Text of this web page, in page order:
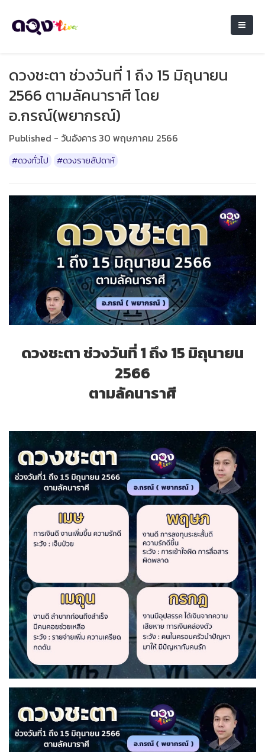
ดวงชะตา ช่วงวันที่ 1 ถึง 15 มิถุนายน
2566 ตามลัคนาราศี โดย
อ.กรณ์(พยากรณ์)
Published - วันอังคาร 30 พฤษภาคม 2566
#ดวงทั่วไป #ดวงรายสัปดาห์
ดวงชะตา ช่วงวันที่ 1 ถึง 15 มิถุนายน
2566
ตามลัคนาราศี